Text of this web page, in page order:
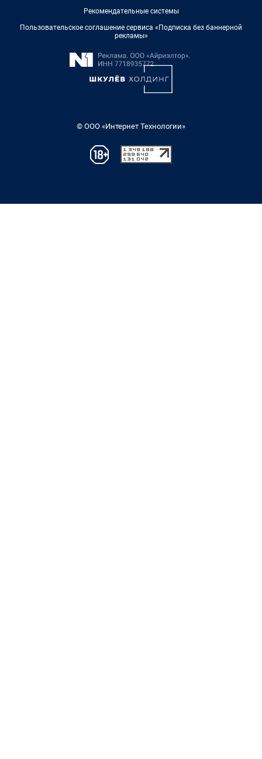
Рекомендательные системы
Пользовательское соглашение сервиса «Подписка без баннерной
рекламы»
© ООО «Интернет Технологии»